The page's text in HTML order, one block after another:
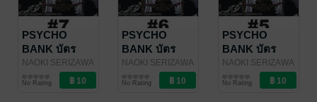
PSYCHO
BANK บัตร
มรณะ - EP 07
NAOKI SERIZAWA
Publishing
การ์ตูนรายตอน
No Rating
PSYCHO
BANK บัตร
มรณะ - EP 06
NAOKI SERIZAWA
Publishing
การ์ตูนรายตอน
No Rating
PSYCHO
BANK บัตร
มรณะ - EP 05
NAOKI SERIZAWA
Publishing
การ์ตูนรายตอน
No Rating